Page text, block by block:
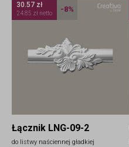
Łącznik LNG-09-2
do listwy naściennej gładkiej
30.57 zł
24.85 zł netto -8%